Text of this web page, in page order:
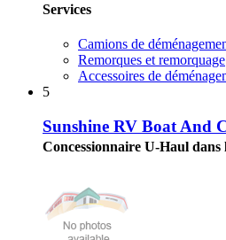
Services
Camions de
Remorques et remorquage
Accessoires de
5
Sunshine RV Boat And
Concessionnaire U-Haul dans